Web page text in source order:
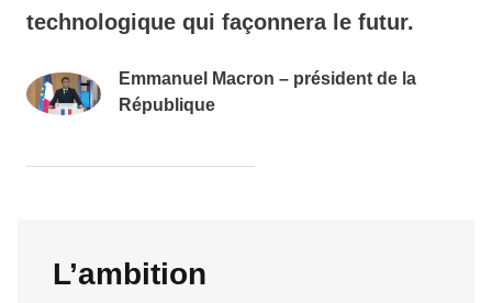
technologique qui façonnera le futur.
Emmanuel Macron – président de la
République
L’ambition